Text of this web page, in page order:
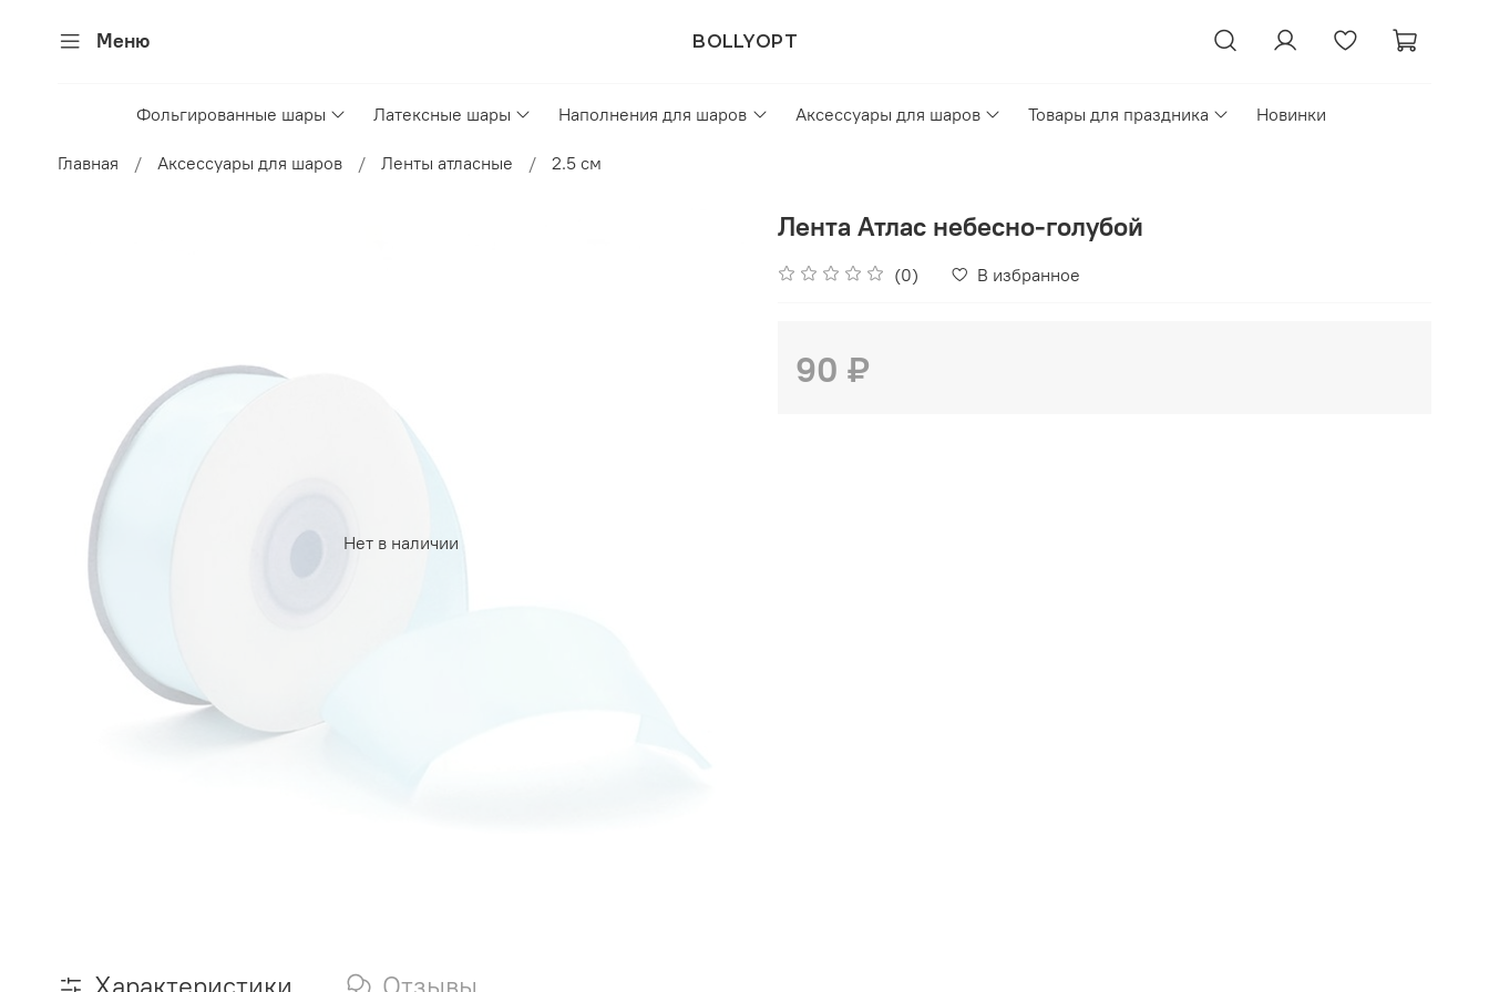
Меню BOLLYOPT
Фольгированные шары Латексные шары Наполнения для шаров Аксессуары для шаров Товары для праздника Новинки
Главная Аксессуары для шаров Ленты атласные 2.5 см
Нет в наличии
Лента Атлас небесно-голубой
(0) В избранное
90 ₽
Характеристики Отзывы